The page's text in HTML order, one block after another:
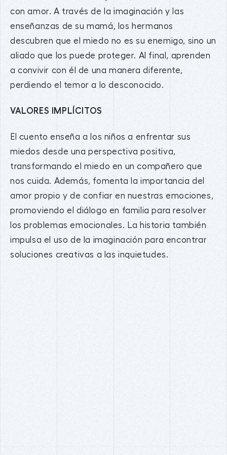
con amor. A través de la imaginación y las
enseñanzas de su mamá, los hermanos
descubren que el miedo no es su enemigo, sino un
aliado que los puede proteger. Al final, aprenden
a convivir con él de una manera diferente,
perdiendo el temor a lo desconocido.
VALORES IMPLÍCITOS
El cuento enseña a los niños a enfrentar sus
miedos desde una perspectiva positiva,
transformando el miedo en un compañero que
nos cuida. Además, fomenta la importancia del
amor propio y de confiar en nuestras emociones,
promoviendo el diálogo en familia para resolver
los problemas emocionales. La historia también
impulsa el uso de la imaginación para encontrar
soluciones creativas a las inquietudes.